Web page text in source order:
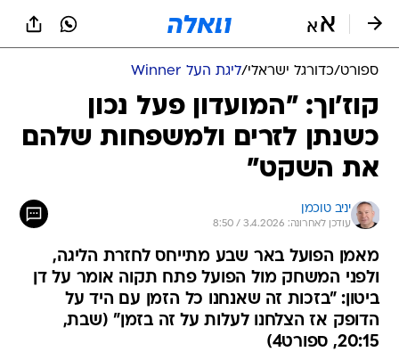
ספורט/כדורגל ישראלי/ליגת העל Winner
קוז'וך: "המועדון פעל נכון
כשנתן לזרים ולמשפחות שלהם
את השקט"
יניב טוכמן
עודכן לאחרונה: 3.4.2026 / 8:50
מאמן הפועל באר שבע מתייחס לחזרת הליגה,
ולפני המשחק מול הפועל פתח תקוה אומר על דן
ביטון: "בזכות זה שאנחנו כל הזמן עם היד על
הדופק אז הצלחנו לעלות על זה בזמן" (שבת,
20:15, ספורט4)